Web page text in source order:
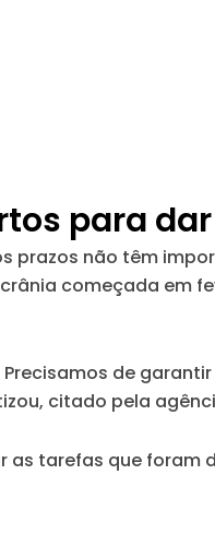
para
prazos não têm
começada em
de
citado pela
as tarefas que